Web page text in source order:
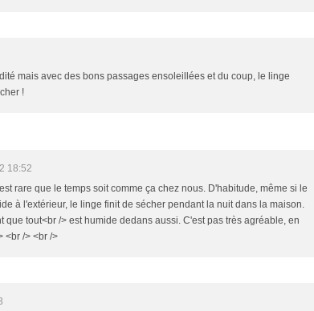
mais avec des bons passages ensoleillées et du coup, le linge
!
18:52
rare que le temps soit comme ça chez nous. D'habitude, même si le
à l'extérieur, le linge finit de sécher pendant la nuit dans la maison.
que tout<br /> est humide dedans aussi. C'est pas très agréable, en
<br /> <br />